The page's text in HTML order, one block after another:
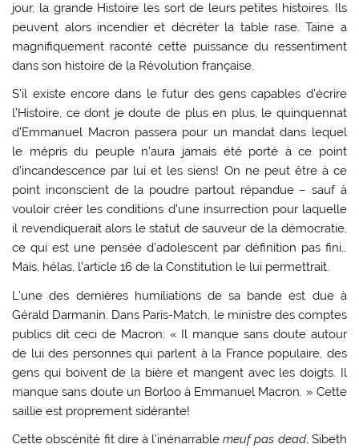
jour, la grande Histoire les sort de leurs petites histoires. Ils
peuvent alors incendier et décréter la table rase. Taine a
magnifiquement raconté cette puissance du ressentiment
dans son histoire de la Révolution française.
S’il existe encore dans le futur des gens capables d’écrire
l’Histoire, ce dont je doute de plus en plus, le quinquennat
d’Emmanuel Macron passera pour un mandat dans lequel
le mépris du peuple n’aura jamais été porté à ce point
d’incandescence par lui et les siens! On ne peut être à ce
point inconscient de la poudre partout répandue – sauf à
vouloir créer les conditions d’une insurrection pour laquelle
il revendiquerait alors le statut de sauveur de la démocratie,
ce qui est une pensée d’adolescent par définition pas fini…
Mais, hélas, l’article 16 de la Constitution le lui permettrait.
L’une des dernières humiliations de sa bande est due à
Gérald Darmanin. Dans Paris-Match, le ministre des comptes
publics dit ceci de Macron: « Il manque sans doute autour
de lui des personnes qui parlent à la France populaire, des
gens qui boivent de la bière et mangent avec les doigts. Il
manque sans doute un Borloo à Emmanuel Macron. » Cette
saillie est proprement sidérante!
Cette obscénité fit dire à l’inénarrablemeuf pas dead, Sibeth